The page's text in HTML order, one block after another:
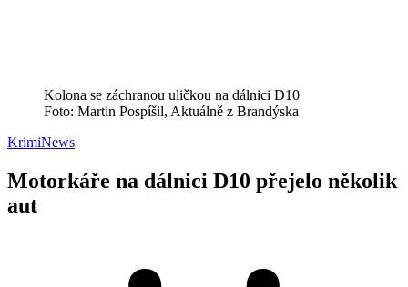
Kolona se záchranou uličkou na dálnici D10
Foto: Martin Pospíšil, Aktuálně z Brandýska
KrimiNews
Motorkáře na dálnici D10 přejelo několik
aut